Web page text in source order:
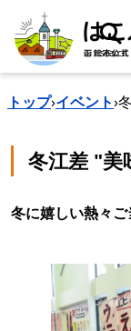
search
トップ›イベント›
冬江差 "美
冬に嬉しい熱々